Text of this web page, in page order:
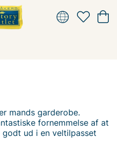
mands garderobe.
fornemmelse af at
ud i en veltilpasset